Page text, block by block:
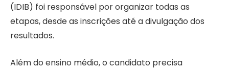
(IDIB) foi responsável por organizar todas as
etapas, desde as inscrições até a divulgação dos
resultados.
Além do ensino médio, o candidato precisa